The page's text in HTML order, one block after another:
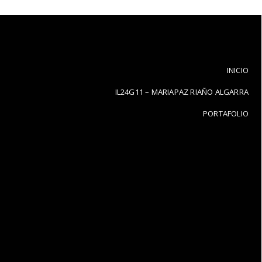
INICIO
IL24G11 – MARIAPAZ RIAÑO ALGARRA
PORTAFOLIO